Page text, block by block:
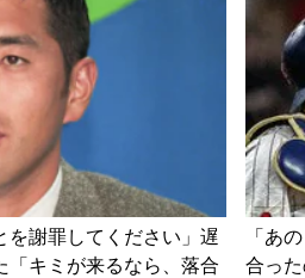
を謝罪してください」遅
「キミが来るなら、落合
「あ
合っ